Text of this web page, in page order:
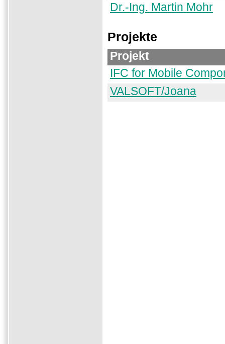
Dr.-Ing. Martin Mohr
Projekte
Projekt
IFC for Mobile
VALSOFT/Joana